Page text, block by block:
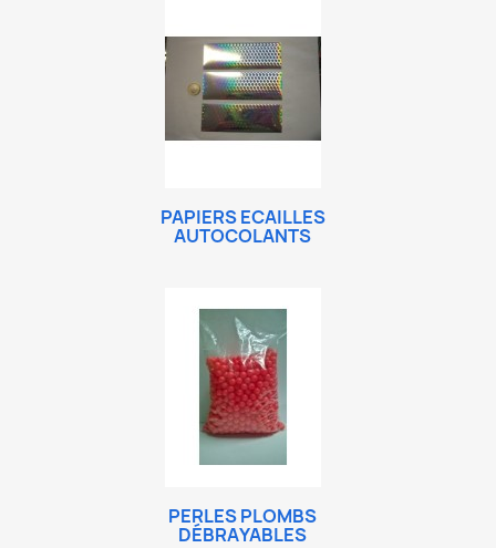
PAPIERS ECAILLES
AUTOCOLANTS
PERLES PLOMBS
DÉBRAYABLES